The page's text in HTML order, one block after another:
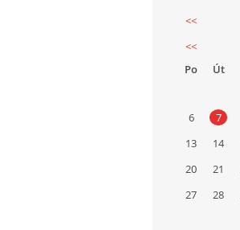
<<
<<
Po
Út
6
7
13
14
20
21
27
28